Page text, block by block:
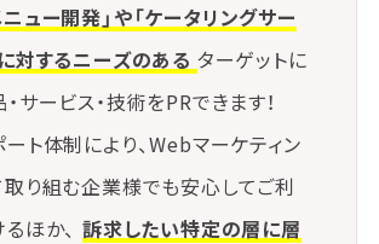
ントの活用
化に応じた外観装飾やメニュ
性を創出
の連携
ュー開発」や「ケータリングサー
対するニーズのある ターゲットに
サービス・技術をPRできます！
ト体制により、Webマーケティン
り組む企業様でも安心してご利
ほか、 訴求したい特定の層に層